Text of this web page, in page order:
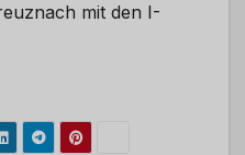
mit den I-